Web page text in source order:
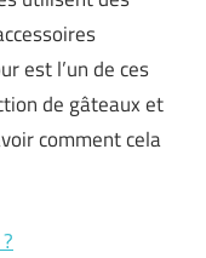
est l’un de ces
de gâteaux et
comment cela